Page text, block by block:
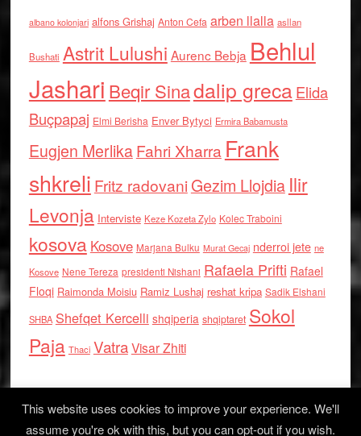
albano kolonjari alfons Grishaj Anton Cefa arben llalla asllan
Bushati Astrit Lulushi Aurenc Bebja Behlul
Jashari Beqir Sinadalip grecaElida
Buçpapaj Elmi Berisha Enver Bytyci Ermira Babamusta
Eugjen MerlikaFahri Xharra Frank
shkreli Fritz radovaniGezim Llojdia Ilir
Levonja Interviste Keze Kozeta Zylo Kolec Traboini
kosova Kosove Marjana Bulku Murat Gecaj nderroi jete ne
Kosove Nene Tereza presidenti Nishani Rafaela Prifti Rafael
Floqi Raimonda Moisiu Ramiz Lushaj reshat kripa Sadik Elshani
SHBA Shefqet Kercelli shqiperia shqiptaret Sokol
Paja Thaci VatraVisar Zhiti
This website uses cookies to improve your experience. We'll
assume you're ok with this, but you can opt-out if you wish.